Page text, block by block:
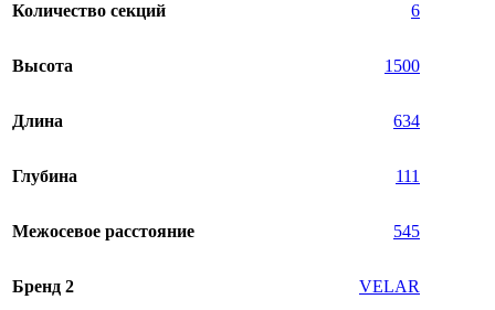
Количество секций 6
Высота 1500
Длина 634
Глубина 111
Межосевое расстояние 545
Бренд 2 VELAR